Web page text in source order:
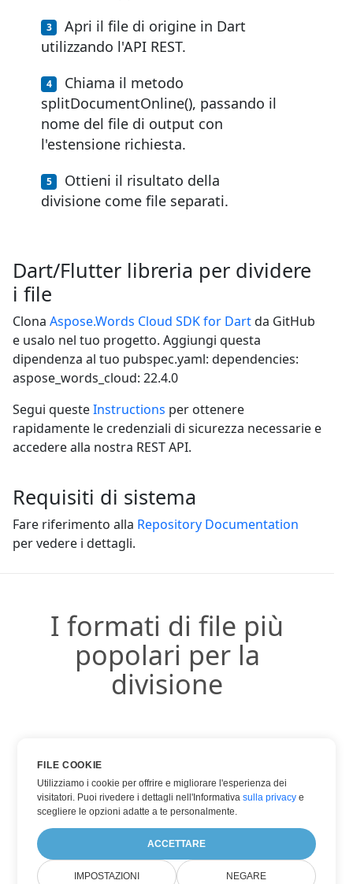
Apri il file di origine in Dart
utilizzando l'API REST.
Chiama il metodo
splitDocumentOnline(), passando il
nome del file di output con
l'estensione richiesta.
Ottieni il risultato della
divisione come file separati.
Dart/Flutter libreria per dividere
i file
Clona Aspose.Words Cloud SDK for Dartda GitHub
e usalo nel tuo progetto. Aggiungi questa
dipendenza al tuo pubspec.yaml: dependencies:
aspose_words_cloud: 22.4.0
Segui questeInstructions per ottenere
rapidamente le credenziali di sicurezza necessarie e
accedere alla nostra REST API.
Requisiti di sistema
Fare riferimento alla Repository Documentation
per vedere i dettagli.
I formati di file più
popolari per la
divisione
DOCX
PDF
TXT
FILE COOKIE
Utilizziamo i cookie per offrire e migliorare l'esperienza dei
visitatori. Puoi rivedere i dettagli nell'Informativasulla privacy e
scegliere le opzioni adatte a te personalmente.
ACCETTARE
IMPOSTAZIONI NEGARE